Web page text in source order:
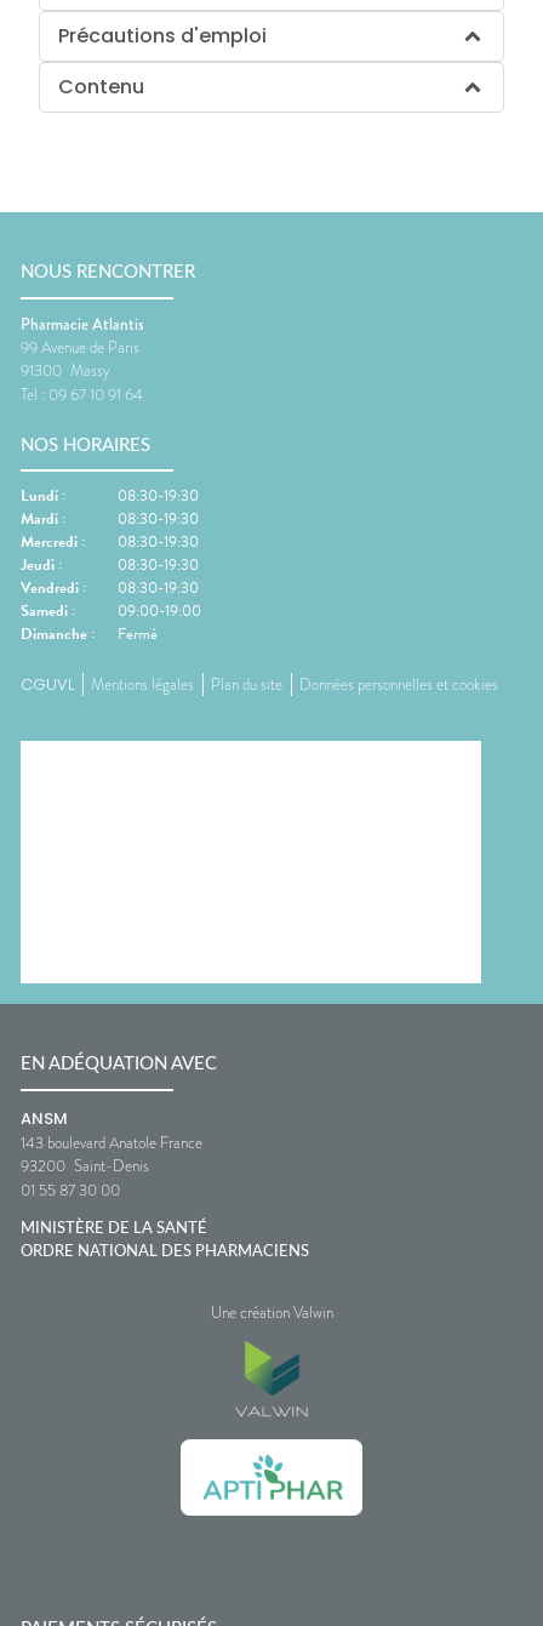
Précautions d'emploi
Contenu
NOUS RENCONTRER
Pharmacie Atlantis
99 Avenue de Paris
91300 Massy
Tel : 09 67 10 91 64
NOS HORAIRES
Lundi :
08:30-19:30
Mardi :
08:30-19:30
Mercredi :
08:30-19:30
Jeudi :
08:30-19:30
Vendredi :
08:30-19:30
Samedi :
09:00-19:00
Dimanche : Fermé
CGUVL Mentions légales Plan du site Données personnelles et cookies
EN ADÉQUATION AVEC
ANSM
143 boulevard Anatole France
93200 Saint-Denis
01 55 87 30 00
MINISTÈRE DE LA SANTÉ
ORDRE NATIONAL DES PHARMACIENS
Une création Valwin